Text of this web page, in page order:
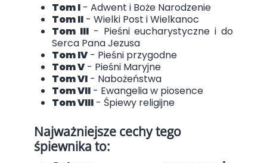
Tom I - Adwent i Boże Narodzenie
Tom II - Wielki Post i Wielkanoc
Tom III- Pieśni eucharystyczne i do
Serca Pana Jezusa
Tom IV - Pieśni przygodne
Tom V - Pieśni Maryjne
Tom VI - Nabożeństwa
Tom VII - Ewangelia w piosence
Tom VIII - Śpiewy religijne
Najważniejsze cechy tego
śpiewnika to: